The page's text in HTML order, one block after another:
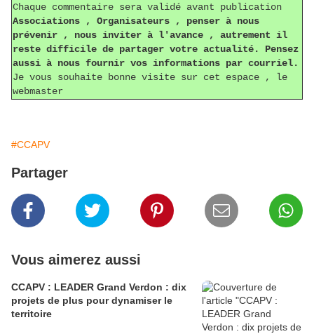
Chaque commentaire sera validé avant publication
Associations , Organisateurs , penser à nous
prévenir , nous inviter à l'avance , autrement il
reste difficile de partager votre actualité. Pensez
aussi à nous fournir vos informations par courriel.
Je vous souhaite bonne visite sur cet espace , le
webmaster
#CCAPV
Partager
Vous aimerez aussi
CCAPV : LEADER Grand Verdon : dix
projets de plus pour dynamiser le
territoire